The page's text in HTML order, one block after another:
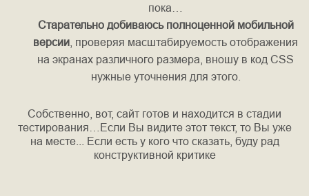
пока…
Старательно добиваюсь полноценной мобильной
версии , проверяя масштабируемость отображения
на экранах различного размера, вношу в код CSS
нужные уточнения для этого.
Собственно, вот, сайт готов и находится в стадии
тестирования…Если Вы видите этот текст, то Вы уже
на месте... Если есть у кого что сказать, буду рад
конструктивной критике